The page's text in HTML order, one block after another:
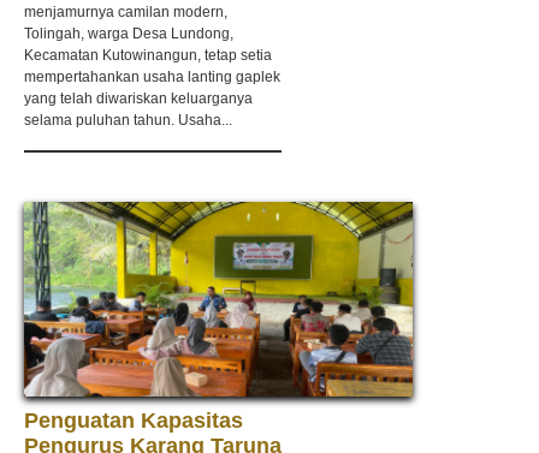
menjamurnya camilan modern,
Tolingah, warga Desa Lundong,
Kecamatan Kutowinangun, tetap setia
mempertahankan usaha lanting gaplek
yang telah diwariskan keluarganya
selama puluhan tahun. Usaha...
Penguatan Kapasitas
Pengurus Karang Taruna